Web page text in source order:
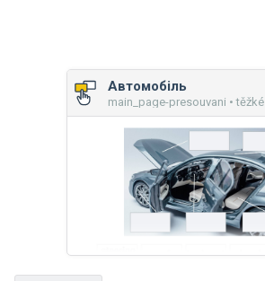
Автомобіль
main_page-presouvani • těžké